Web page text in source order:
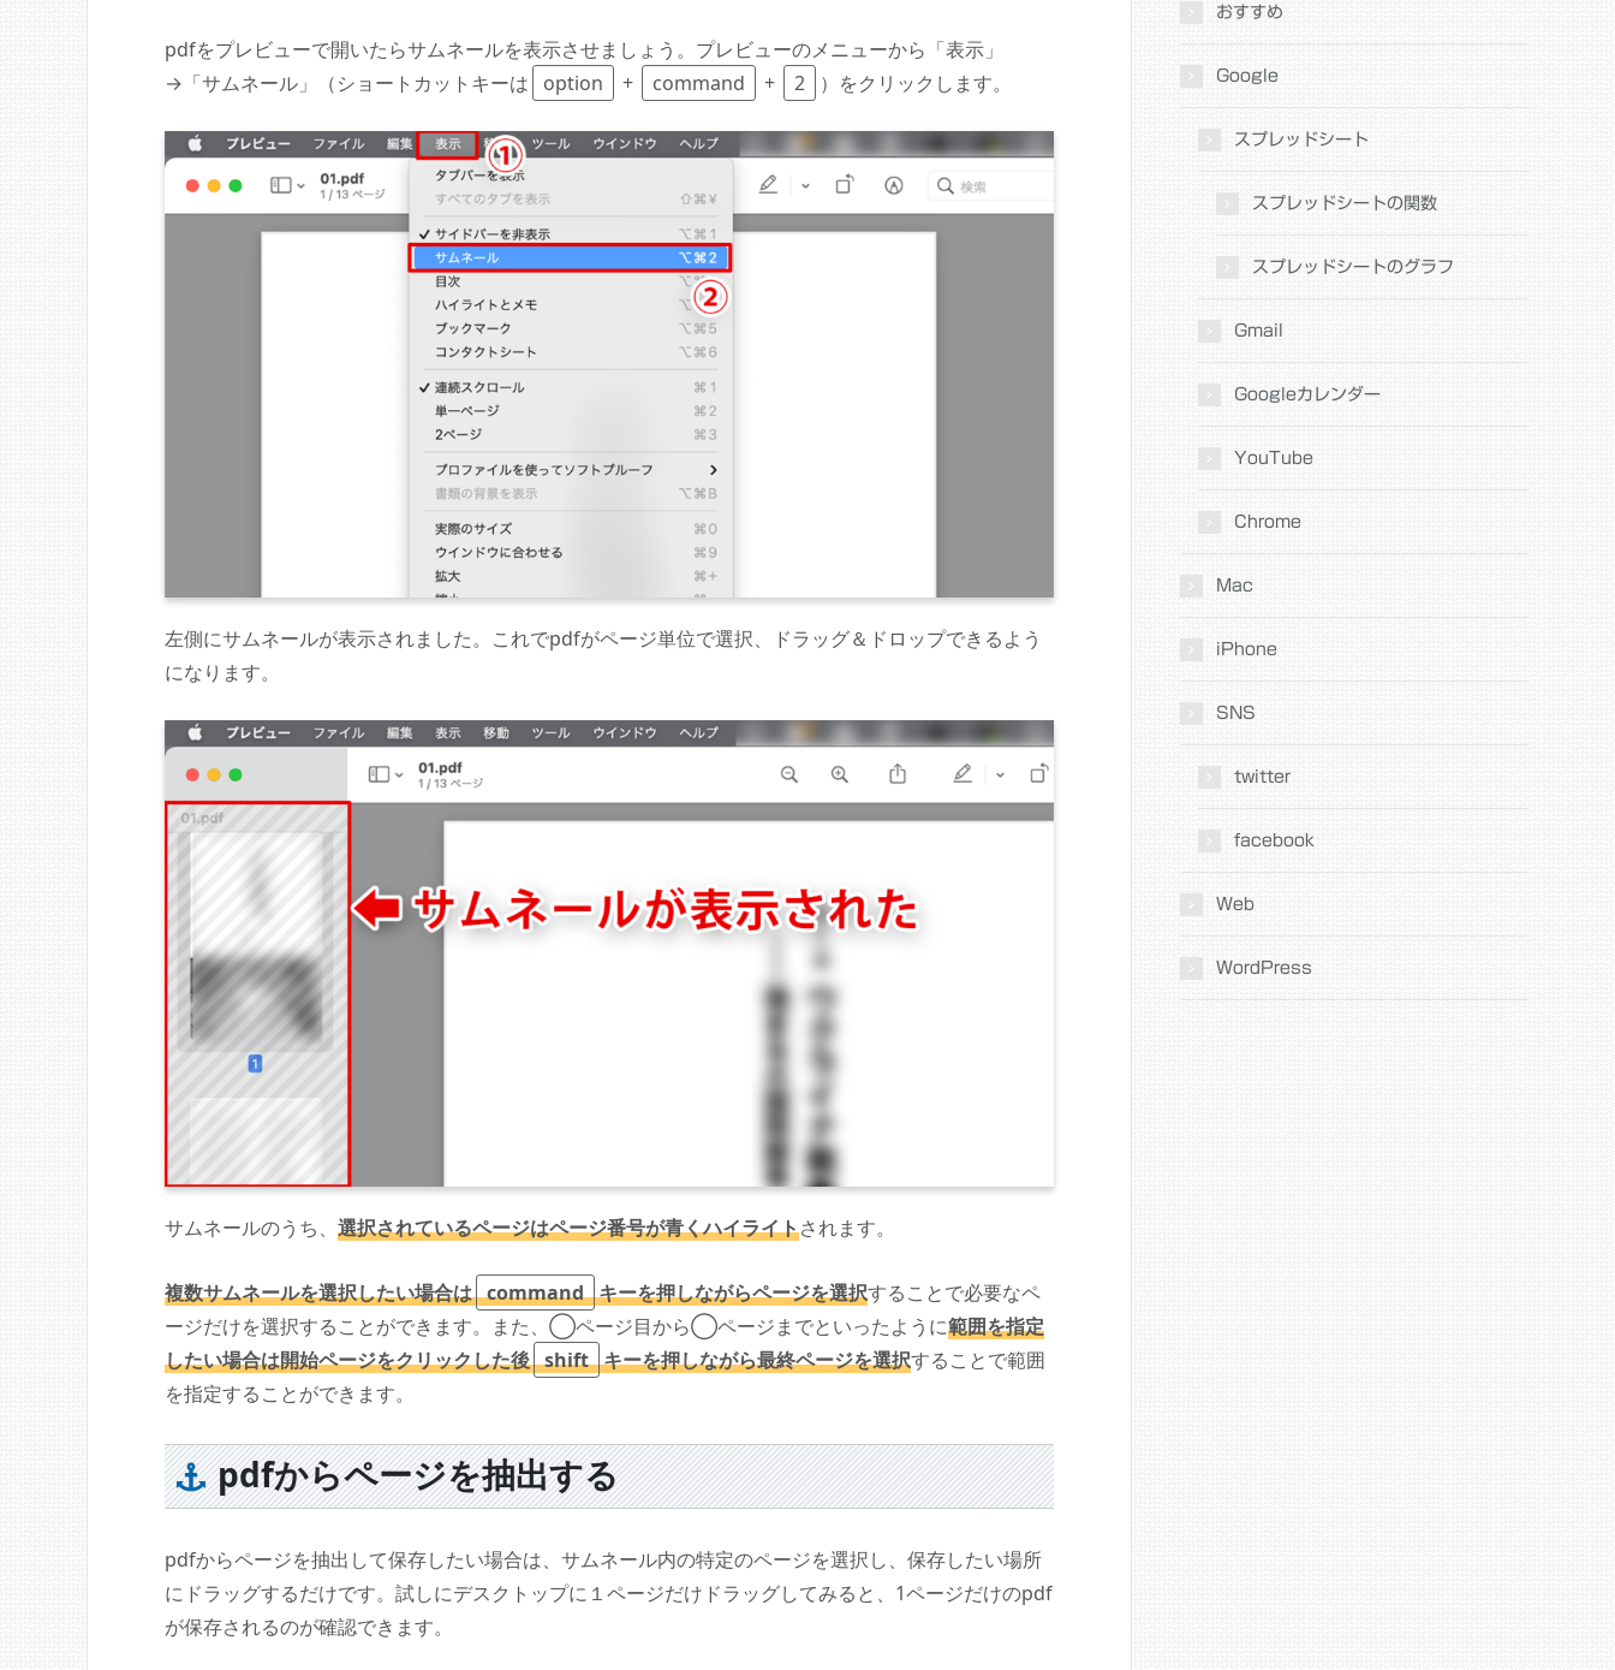
pdfをプレビューで開いたらサムネールを表示させましょう。プレビューのメニューから「表示」
→「サムネール」（ショートカットキーは
option + command + 2 ）をクリックします。
左側にサムネールが表示されました。これでpdfがページ単位で選択、ドラッグ＆ドロップできるよう
になります。
サムネールのうち、 選択されているページはページ番号が青くハイライトされます。
複数サムネールを選択したい場合は command キーを押しながらページを選択することで必要なペ
ージだけを選択することができます。また、◯ページ目から◯ページまでといったように範囲を指定
したい場合は開始ページをクリックした後 shift キーを押しながら最終ページを選択することで範囲
を指定することができます。
pdfからページを抽出する
pdfからページを抽出して保存したい場合は、サムネール内の特定のページを選択し、保存したい場所
にドラッグするだけです。試しにデスクトップに１ページだけドラッグしてみると、1ページだけのpdf
が保存されるのが確認できます。
おすすめ
Google
スプレッドシート
スプレッドシートの関数
スプレッドシートのグラフ
Gmail
Googleカレンダー
YouTube
Chrome
Mac
iPhone
SNS
twitter
facebook
Web
WordPress